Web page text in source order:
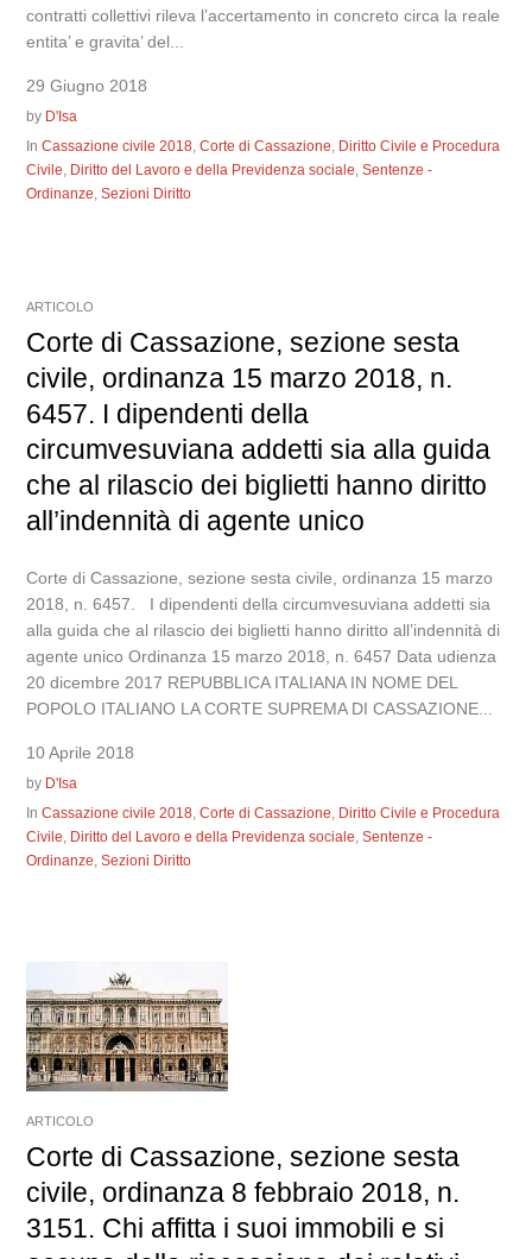
contratti collettivi rileva l’accertamento in concreto circa la reale
entita’ e gravita’ del...
29 Giugno 2018
by D'Isa
InCassazione civile 2018 ,Corte di Cassazione Diritto Civile e Procedura
Civile Diritto del Lavoro e della Previdenza sociale ,Sentenze -
Ordinanze ,Sezioni Diritto
ARTICOLO
Corte di Cassazione, sezione sesta
civile, ordinanza 15 marzo 2018, n.
6457. I dipendenti della
circumvesuviana addetti sia alla guida
che al rilascio dei biglietti hanno diritto
all’indennità di agente unico
Corte di Cassazione, sezione sesta civile, ordinanza 15 marzo
2018, n. 6457. I dipendenti della circumvesuviana addetti sia
alla guida che al rilascio dei biglietti hanno diritto all’indennità di
agente unico Ordinanza 15 marzo 2018, n. 6457 Data udienza
20 dicembre 2017 REPUBBLICA ITALIANA IN NOME DEL
POPOLO ITALIANO LA CORTE SUPREMA DI CASSAZIONE...
10 Aprile 2018
by D'Isa
InCassazione civile 2018 ,Corte di Cassazione Diritto Civile e Procedura
Civile Diritto del Lavoro e della Previdenza sociale ,Sentenze -
Ordinanze ,Sezioni Diritto
ARTICOLO
Corte di Cassazione, sezione sesta
civile, ordinanza 8 febbraio 2018, n.
3151. Chi affitta i suoi immobili e si